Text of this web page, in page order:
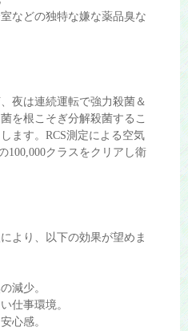
などの独特な嫌な薬品臭な
夜は連続運転で強力殺菌＆
を根こそぎ分解殺菌するこ
ます。RCS測定による空気
100,000クラスをクリアし衛
より、以下の効果が望めま
減少。
仕事環境。
心感。